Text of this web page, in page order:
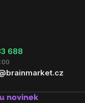
688
novinek